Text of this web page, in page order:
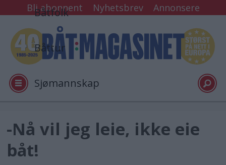
Bli abonnent Nyhetsbrev Annonsere
Båtfolk
Båttur
Sjømannskap
Arkiv
Tag:
utgave
-Nå vil jeg leie, ikke eie
båt!